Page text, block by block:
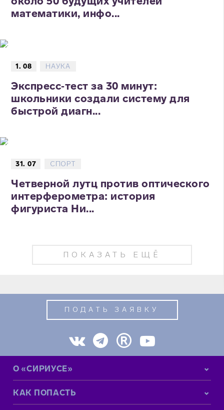
математики, инфо...
1. 08 НАУКА
Экспресс‑тест за 30 минут:
школьники создали систему для
быстрой диагн...
31. 07 СПОРТ
Четверной лутц против оптического
интерферометра: история
фигуриста Ни...
ПОКАЗАТЬ ЕЩЁ
ПОДАТЬ ЗАЯВКУ
О «СИРИУСЕ»
КАК ПОПАСТЬ